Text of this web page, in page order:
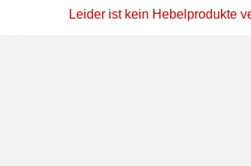
Leider ist kein Hebelprodukte